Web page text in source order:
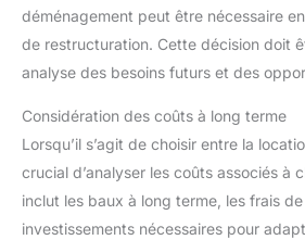
déménagement peut être nécessaire
de restructuration. Cette décision doit
analyse des besoins futurs et des
Considération des coûts à long terme
Lorsqu’il s’agit de choisir entre la
crucial d’analyser les coûts associés à
inclut les baux à long terme, les frais
investissements nécessaires pour